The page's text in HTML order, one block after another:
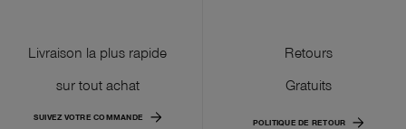
Livraison la plus rapide
sur tout achat
SUIVEZ VOTRE COMMANDE
Retours
Gratuits
POLITIQUE DE RETOUR